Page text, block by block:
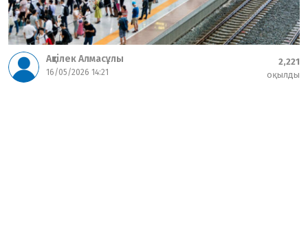
Ақтілек Алмасұлы
16/05/2026 14:21
2,221
оқылды